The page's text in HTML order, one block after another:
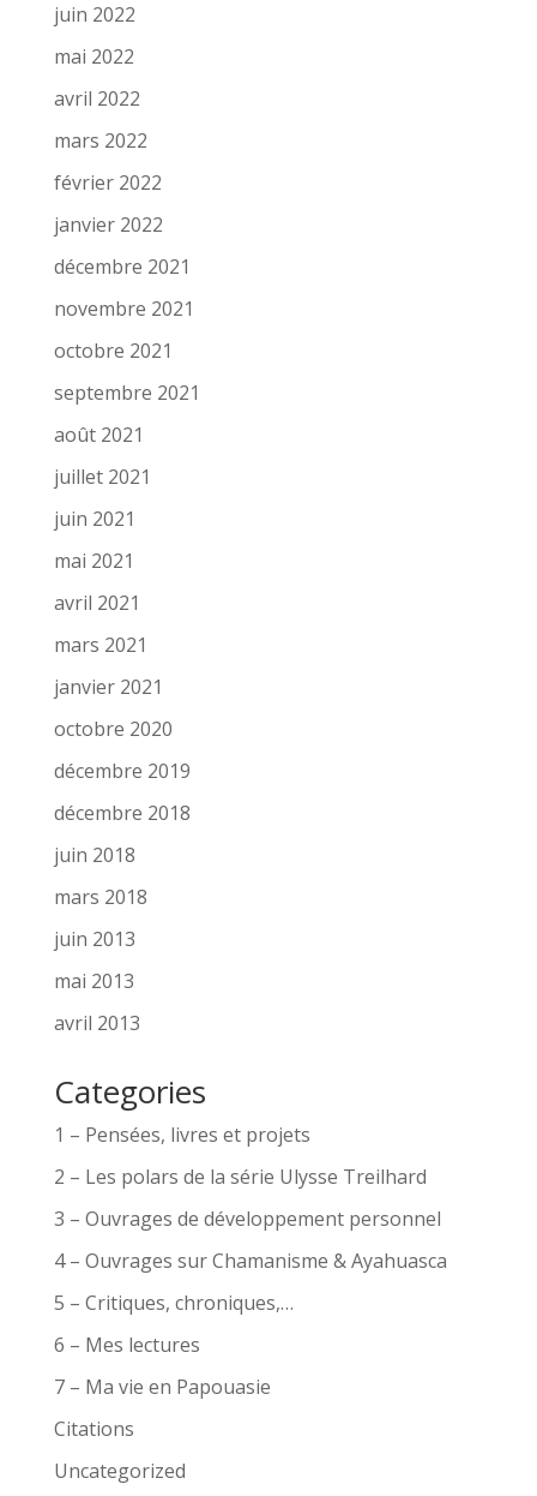
juin 2022
mai 2022
avril 2022
mars 2022
février 2022
janvier 2022
décembre 2021
novembre 2021
octobre 2021
septembre 2021
août 2021
juillet 2021
juin 2021
mai 2021
avril 2021
mars 2021
janvier 2021
octobre 2020
décembre 2019
décembre 2018
juin 2018
mars 2018
juin 2013
mai 2013
avril 2013
Categories
1 – Pensées, livres et projets
2 – Les polars de la série Ulysse Treilhard
3 – Ouvrages de développement personnel
4 – Ouvrages sur Chamanisme & Ayahuasca
5 – Critiques, chroniques,…
6 – Mes lectures
7 – Ma vie en Papouasie
Citations
Uncategorized